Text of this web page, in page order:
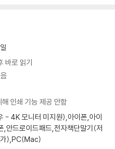
바로 읽기
인쇄 기능 제공 안함
- 4K 모니터 미지원),아이폰,아이
,안드로이드패드,전자책단말기(저
가),PC(Mac)